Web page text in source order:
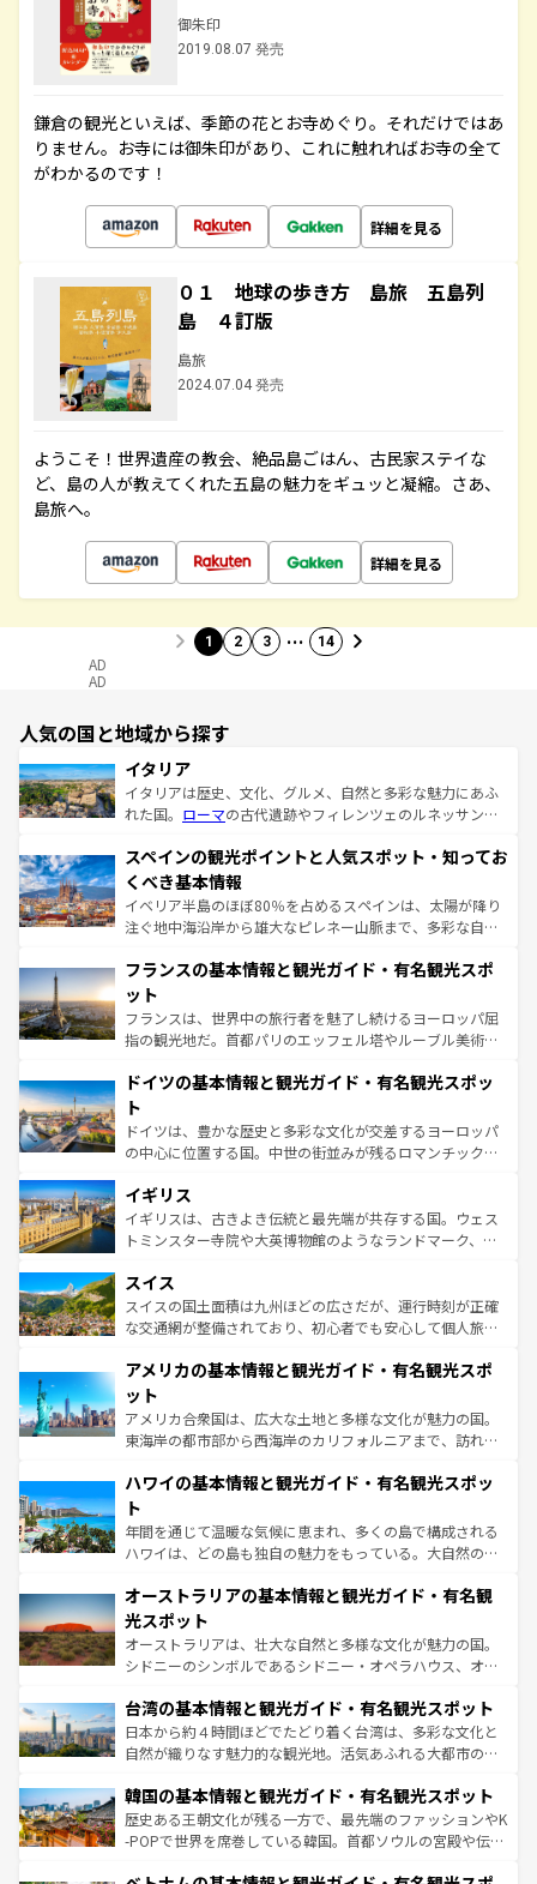
御朱印
2019.08.07 発売
鎌倉の観光といえば、季節の花とお寺めぐり。それだけではあ
りません。お寺には御朱印があり、これに触れればお寺の全て
がわかるのです！
詳細を見る
０１ 地球の歩き方 島旅 五島列
島 ４訂版
島旅
2024.07.04 発売
ようこそ！世界遺産の教会、絶品島ごはん、古民家ステイな
ど、島の人が教えてくれた五島の魅力をギュッと凝縮。さあ、
島旅へ。
詳細を見る
1 2 3 … 14
AD
AD
人気の国と地域から探す
イタリア
イタリアは歴史、文化、グルメ、自然と多彩な魅力にあふ
れた国。 ローマの古代遺跡やフィレンツェのルネッサンス
ろん、トスカーナの美しい田園風景やアマルフィ海岸の絶
景など、自然景観も見逃せない。観光の合間には、本場の
ピザやパスタなど、絶品のイタリア料理を堪能することも
できる。朝目覚めてから夜眠るまで、すべての瞬間を楽し
なお、新着のイタリア情報はコンテンツ一覧を参照してほ
しい。
スペインの観光ポイントと人気スポット・知ってお
くべき基本情報
イベリア半島のほぼ80％を占めるスペインは、太陽が降り
注ぐ地中海沿岸から雄大なピレネー山脈まで、多彩な自然
文化が根付くこの国では、情熱的なフラメンコ、熱気あふ
れる闘牛、そして美味しいタパスが生活の一部となってい
る。首都マドリードの洗練された雰囲気や、バルセロナの
アートに溢れた街角から、地方では古代ローマ遺跡や中世
せる。地方によって風土や気候が異なるスペインはその個
ンテンツ一覧 を参照してほしい。
フランスの基本情報と観光ガイド・有名観光スポ
ット
フランスは、世界中の旅行者を魅了し続けるヨーロッパ屈
指の観光地だ。首都パリのエッフェル塔やルーブル美術館
で、幅広い魅力が詰まっている。華麗な宮殿、歴史的な大
聖堂、美しいビーチ、そして豊かな自然が、訪れる者を心
から魅了する。また、フランスは美食の国としても知ら
れ、フランス料理はユネスコ無形文化遺産にも登録されて
香り高いラベンダー畑など、多彩な楽しみ方が可能だ。さ
らに、パリ以外の地域にも魅力が溢れており、どの街角に
も豊かな歴史と文化が息づいている。パリ以外の個性あふ
を参照してほしい。
ドイツの基本情報と観光ガイド・有名観光スポッ
ト
ドイツは、豊かな歴史と多彩な文化が交差するヨーロッパ
の中心に位置する国。中世の街並みが残るロマンチック街
顔を持つこの国は、どこを歩いても飽きることがない。ベ
ルリンの文化的活気、バイエルン州のアルプスの絶景、そ
してライン川沿いのワイン畑といった風景は必見。ビール
は、お酒好きな人にはぜひ体験してほしい。 なお、新着の
ドイツ情報はコンテンツ一覧を参照してほしい。
イギリス
イギリスは、古きよき伝統と最先端が共存する国。ウェス
トミンスター寺院や大英博物館のようなランドマーク、歴
リアごとに異なる魅力がある。また、優雅なアフタヌーン
ティー、ビール好きにはたまらない英国パブ、サッカー観
戦など、本場だからこそできる体験も豊富。イギリスを旅
ンツ一覧を参照してほしい。
スイス
スイスの国土面積は九州ほどの広さだが、運行時刻が正確
な交通網が整備されており、初心者でも安心して個人旅行
の建物がそのまま残る町や、スイスならではのユニークな
博物館もあり、アルプス観光だけでなく町歩きも満喫する
ことができる。国民の所得が高いため物価も高いが、旅行
者向けの交通パス提供のサービスもあり、うまく活用すれ
着のスイス情報はコンテンツ一覧を参照してほしい。
アメリカの基本情報と観光ガイド・有名観光スポ
ット
アメリカ合衆国は、広大な土地と多様な文化が魅力の国。
東海岸の都市部から西海岸のカリフォルニアまで、訪れる
のような巨大都市は、観光、ショッピング、エンターテイ
ンメントが詰まった刺激的なスポットだ。一方、アメリカ
西部には大自然が広がり、グランドキャニオンやイエロー
ストーン国立公園といった絶景が堪能できる。さらに、南
文化が魅力。旅行者はアメリカの各地域で異なる魅力を楽
しみながら、その多様性と豊かな歴史を感じることができ
るだろう。車でのロードトリップや列車の旅も、アメリカ
ならではの贅沢な旅のスタイルだ。 なお、新着のアメリカ
情報は コンテンツ一覧 を参照してほしい。
ハワイの基本情報と観光ガイド・有名観光スポッ
ト
年間を通じて温暖な気候に恵まれ、多くの島で構成される
ハワイは、どの島も独自の魅力をもっている。大自然の神
ワイ島は見逃せない。また、定番の観光地といえばオアフ
島だが、静かな自然を求めるならマウイ島やカウアイ島が
おすすめ。エメラルドグリーンに輝く海をはじめ、豊かな
文化や歴史が息づいている。「アロハスピリット」と呼ば
人々、おいしいローカルフードやハワイアンミュージッ
ク、伝統的なフラダンスなど、すべてがハワイの魅力を彩
っている。訪れるたびに新しい発見と感動が待っているハ
はコンテンツ一覧を参照してほしい。
オーストラリアの基本情報と観光ガイド・有名観
光スポット
オーストラリアは、壮大な自然と多様な文化が魅力の国。
シドニーのシンボルであるシドニー・オペラハウス、オー
リアリーフや大陸中央部にそびえるウルル（エアーズロッ
ク）、タスマニアの美しい原生林やケアンズの熱帯雨林な
ど、見どころがたくさん。また、カフェやワイン、オージ
いる。アクティビティも充実しており、サーフィンやダイ
ビング、ハイキングなど、アウトドア好きにはたまらな
い。オーストラリアの多彩な魅力を存分に味わいつくそ
台湾の基本情報と観光ガイド・有名観光スポット
日本から約４時間ほどでたどり着く台湾は、多彩な文化と
自然が織りなす魅力的な観光地。活気あふれる大都市の台
ン）、静ひつな山岳地帯である台湾東部など、都市の喧騒
と山間の静けさが共存しており、訪れる人に新しい発見と
驚きをもたらしてくれる。また、奥深い台湾の食文化も魅
韓国の基本情報と観光ガイド・有名観光スポット
歴史ある王朝文化が残る一方で、最先端のファッションやK
-POPで世界を席巻している韓国。首都ソウルの宮殿や伝統